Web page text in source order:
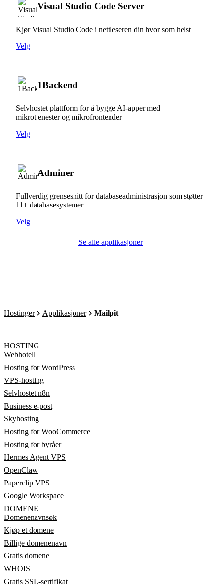
Visual Studio Code Server
Kjør Visual Studio Code i nettleseren din hvor som helst
Velg
1Backend
Selvhostet plattform for å bygge AI-apper med
mikrotjenester og mikrofrontender
Velg
Adminer
Fullverdig grensesnitt for databaseadministrasjon som støtter
11+ databasesystemer
Velg
Se alle applikasjoner
Hostinger Applikasjoner Mailpit
HOSTING
Webhotell
Hosting for WordPress
VPS-hosting
Selvhostet n8n
Business e-post
Skyhosting
Hosting for WooCommerce
Hosting for byråer
Hermes Agent VPS
OpenClaw
Paperclip VPS
Google Workspace
DOMENE
Domenenavnsøk
Kjøp et domene
Billige domenenavn
Gratis domene
WHOIS
Gratis SSL-sertifikat